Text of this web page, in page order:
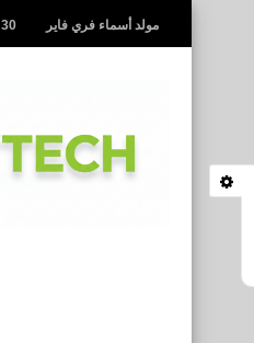
مولد أسماء فري فاير 30 أداة مجانية عبر الإنترنت